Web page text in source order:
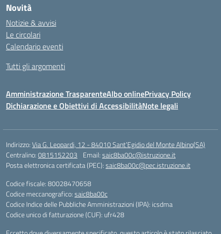
Novità
Notizie & avvisi
Le circolari
Calendario eventi
Tutti gli argomenti
Amministrazione TrasparenteAlbo onlinePrivacy Policy
Dichiarazione e Obiettivi di AccessibilitàNote legali
Indirizzo:Via G. Leopardi, 12 - 84010 Sant’Egidio del Monte Albino(SA)
Centralino:0815152203 Email:saic8ba00c@istruzione.it
Posta elettronica certificata (PEC):saic8ba00c@pec.istruzione.it
Codice fiscale: 80028470658
Codice meccanografico:saic8ba00c
Codice Indice delle Pubbliche Amministrazioni (IPA): icsdma
Codice unico di fatturazione (CUF): ufr428